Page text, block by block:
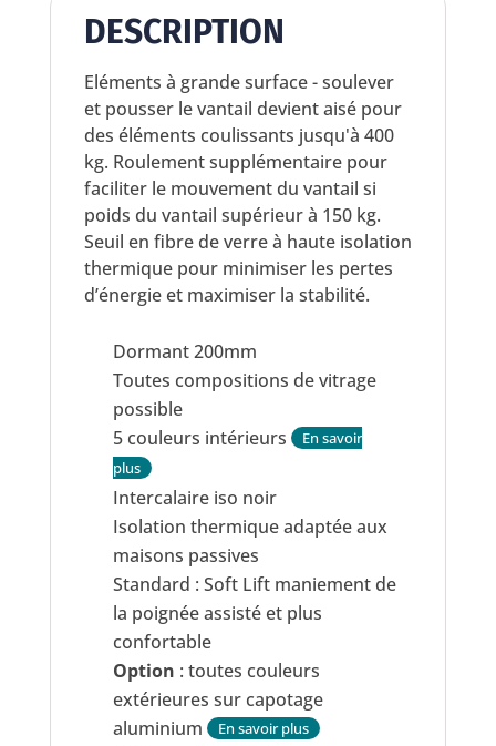
DESCRIPTION
Eléments à grande surface - soulever
et pousser le vantail devient aisé pour
des éléments coulissants jusqu'à 400
kg. Roulement supplémentaire pour
faciliter le mouvement du vantail si
poids du vantail supérieur à 150 kg.
Seuil en fibre de verre à haute isolation
thermique pour minimiser les pertes
d’énergie et maximiser la stabilité.
Dormant 200mm
Toutes compositions de vitrage
possible
5 couleurs intérieurs
En savoir
plus
Intercalaire iso noir
Isolation thermique adaptée aux
maisons passives
Standard : Soft Lift maniement de
la poignée assisté et plus
confortable
Option : toutes couleurs
extérieures sur capotage
aluminium
En savoir plus